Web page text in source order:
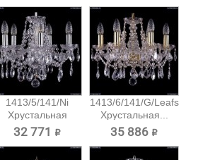
1413/5/141/Ni
Хрустальная
подвесная...
32 771 ₽
1413/6/141/G/Leafs
Хрустальная...
35 886 ₽